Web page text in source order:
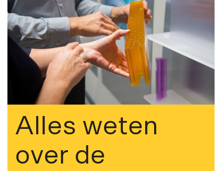
Alles weten
over de